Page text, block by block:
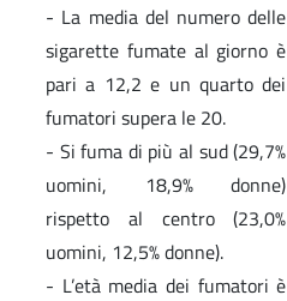
- La media del numero delle
sigarette fumate al giorno è
pari a 12,2 e un quarto dei
fumatori supera le 20.
- Si fuma di più al sud (29,7%
uomini, 18,9% donne)
rispetto al centro (23,0%
uomini, 12,5% donne).
- L’età media dei fumatori è